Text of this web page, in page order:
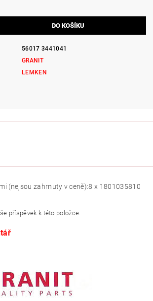
56017 3441041
GRANIT
LEMKEN
(nejsou zahrnuty v ceně):8 x 1801035810
příspěvek k této položce.